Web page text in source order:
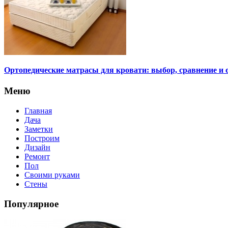
Ортопедические матрасы для кровати: выбор, сравнение и
Меню
Главная
Дача
Заметки
Построим
Дизайн
Ремонт
Пол
Своими руками
Стены
Популярное